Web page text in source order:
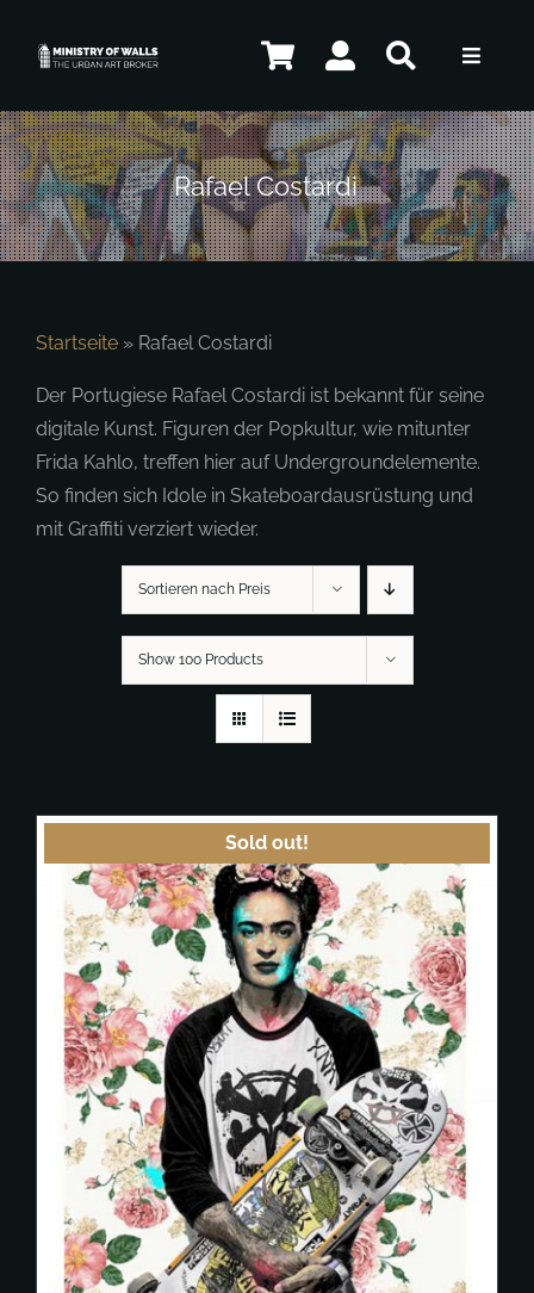
Inhalt
Toggle
Künstler
Shop
Kontakt
DE
Rafael Costardi
Startseite » Rafael Costardi
Der Portugiese Rafael Costardi ist bekannt für seine
digitale Kunst. Figuren der Popkultur, wie mitunter
Frida Kahlo, treffen hier auf Undergroundelemente.
So finden sich Idole in Skateboardausrüstung und
mit Graffiti verziert wieder.
Sortieren nach Preis
Show 100 Products
Sold out!